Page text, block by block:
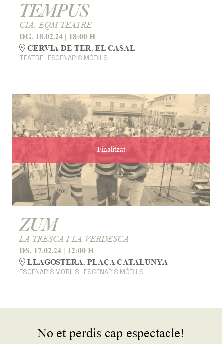
TEMPUS
CIA. EQM TEATRE
DG. 18.02.24 | 18:00 H
CERVIÀ DE TER. EL CASAL
TEATRE ESCENARIS MÒBILS
Finalitzat
ZUM
LA TRESCA I LA VERDESCA
DS. 17.02.24 | 12:00 H
LLAGOSTERA. PLAÇA CATALUNYA
ESCENARIS MÒBILS ESCENARIS MÒBILS
No et perdis cap espectacle!